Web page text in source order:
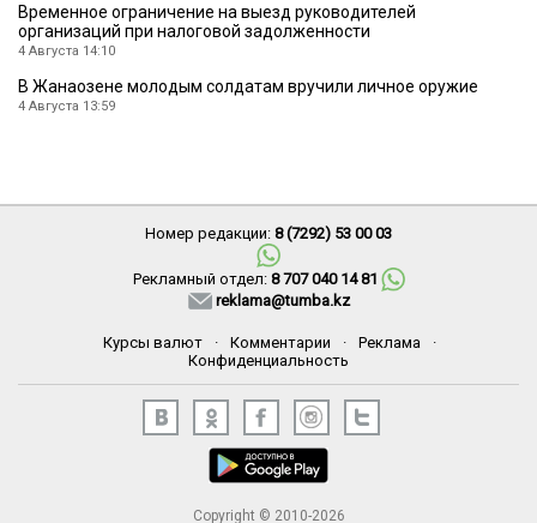
Временное ограничение на выезд руководителей
организаций при налоговой задолженности
4 Августа 14:10
В Жанаозене молодым солдатам вручили личное оружие
4 Августа 13:59
Номер редакции: 8 (7292) 53 00 03
Рекламный отдел: 8 707 040 14 81
reklama@tumba.kz
Курсы валют · Комментарии · Реклама
·
Конфиденциальность
Copyright © 2010-2026